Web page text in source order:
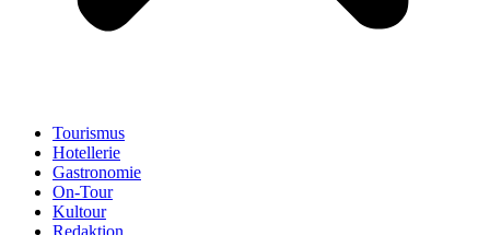
Tourismus
Hotellerie
Gastronomie
On-Tour
Kultour
Redaktion